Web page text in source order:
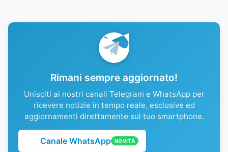
Rimani sempre aggiornato!
Unisciti ai nostri canali Telegram e WhatsApp per
ricevere notizie in tempo reale, esclusive ed
aggiornamenti direttamente sul tuo smartphone.
Canale WhatsApp NOVITÀ